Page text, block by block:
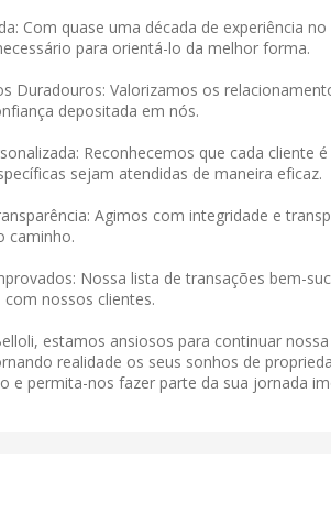
Com quase uma década de experiência
para orientá-lo da melhor forma.
Duradouros: Valorizamos os
depositada em nós.
Reconhecemos que cada cliente
sejam atendidas de maneira eficaz.
Agimos com integridade e
caminho.
Nossa lista de transações bem-
nossos clientes.
estamos ansiosos para continuar
realidade os seus sonhos de
e permita-nos fazer parte da sua jornada